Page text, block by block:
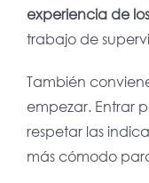
experiencia de
trabajo de
También
empezar. Entrar
respetar las
más cómodo